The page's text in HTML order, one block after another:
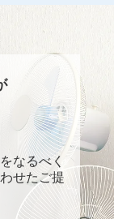
なるべく
せたご提